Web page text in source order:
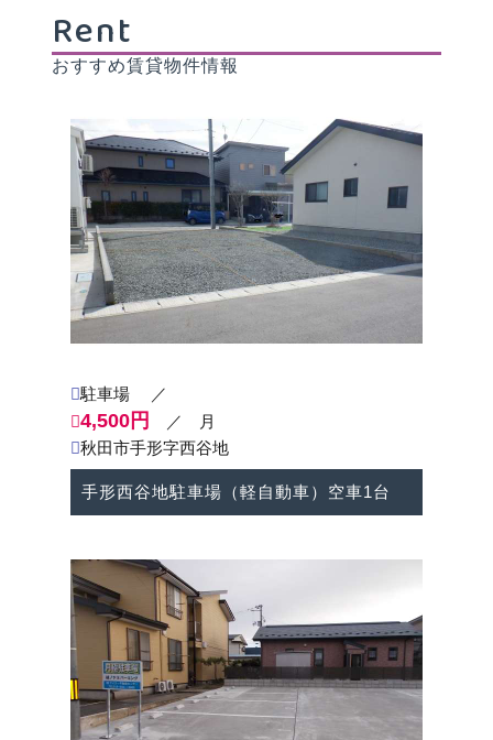
5月1日（金）通常営業
5月2日（土）休
5月3日（日）休
5月6日（水）休
※５/7（水）より通常営業致します。
2026-01-27
＜営業日・時間のお知らせ＞
２月の定休日（日・祝）につきましては、事前のご
予約でご対応が可能ですので、
お問い合わせをお待ち申し上げます！（３月は無休
平日１０：００～１８：００
土曜１０：００～１６：００
※日・祝（ご予約のみ１０：００～１６：００）
＜年末年始休業のご案内＞
12/28（日）～ １/4（日）はお休みさせて頂きま
す。
※1/5（月）より通常営業致します。
何卒、宜しくお願い申し上げます。
Rent
おすすめ賃貸物件情報
駐車場 ／
4,500円
／ 月
秋田市手形字西谷地
手形西谷地駐車場（軽自動車）空車1台